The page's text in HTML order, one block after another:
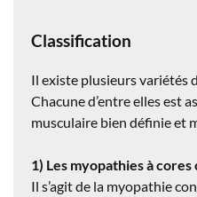
Classification
Il existe plusieurs variétés
Chacune d’entre elles est
musculaire bien définie et
1) Les myopathies à
Il s’agit de la myopathie